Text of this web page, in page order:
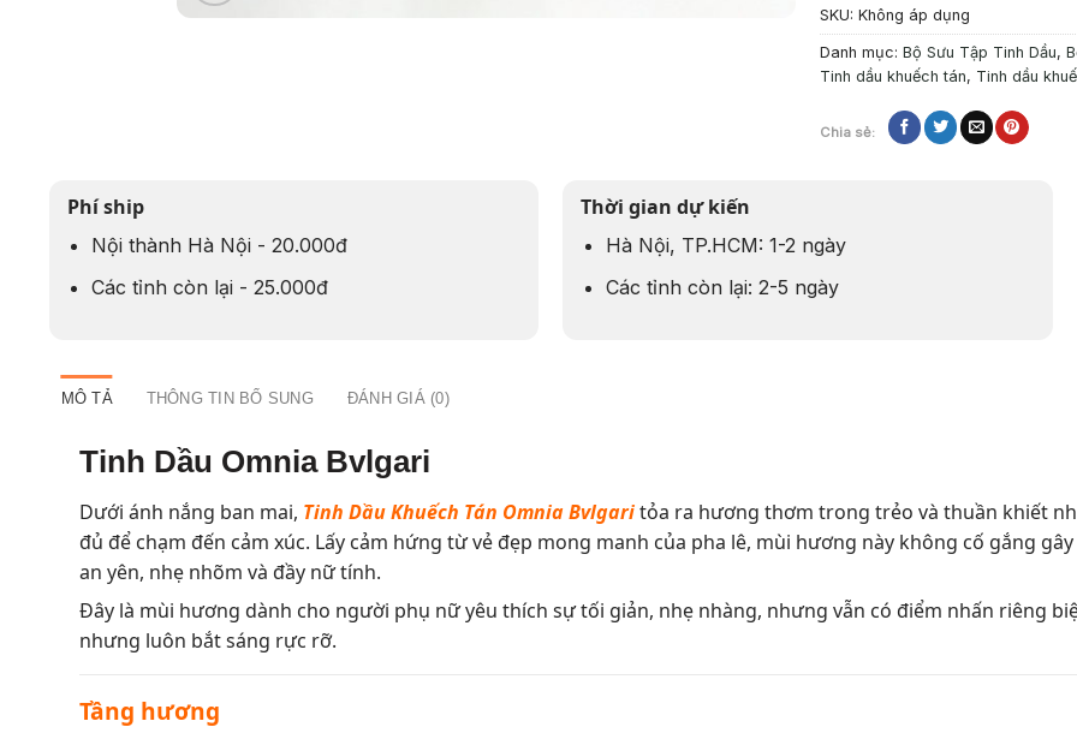
SKU: Không áp dụng
Danh mục: Bộ Sưu Tập Tinh Dầu,
Tinh dầu khuếch tán, Tinh dầu
Chia sẻ:
Phí ship
Nội thành Hà Nội - 20.000đ
Các tỉnh còn lại - 25.000đ
Thời gian dự kiến
Hà Nội, TP.HCM: 1-2 ngày
Các tỉnh còn lại: 2-5 ngày
MÔ TẢ THÔNG TIN BỔ SUNG ĐÁNH GIÁ (0)
Tinh Dầu Omnia Bvlgari
Dưới ánh nắng ban mai, Tinh Dầu Khuếch Tán Omnia Bvlgaritỏa ra hương thơm trong trẻo và thuần khiết
đủ để chạm đến cảm xúc. Lấy cảm hứng từ vẻ đẹp mong manh của pha lê, mùi hương này không cố gắng
an yên, nhẹ nhõm và đầy nữ tính.
Đây là mùi hương dành cho người phụ nữ yêu thích sự tối giản, nhẹ nhàng, nhưng vẫn có điểm nhấn riêng
nhưng luôn bắt sáng rực rỡ.
Tầng hương